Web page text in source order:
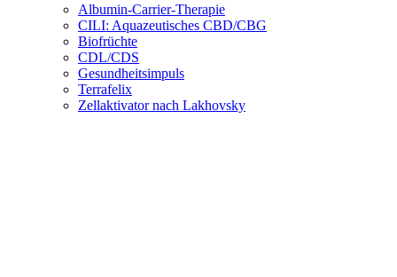
Albumin-Carrier-Therapie
CILI: Aquazeutisches CBD/CBG
Biofrüchte
CDL/CDS
Gesundheitsimpuls
Terrafelix
Zellaktivator nach Lakhovsky